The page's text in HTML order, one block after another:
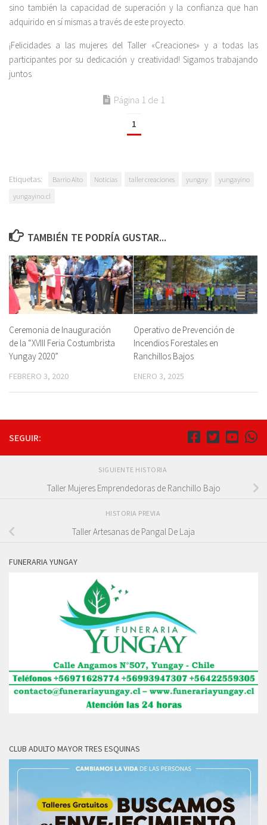
sino también la capacidad de superación y la confianza que han
adquirido en sí mismas a través de este proyecto.
¡Felicidades a las mujeres del Taller «Creaciones» y a todas las
participantes por su dedicación y creatividad! Sigamos trabajando
juntos
Página 1 de 1
1
Etiquetas: Barrio Alto Noticias taller creaciones yungay
yungayino
yungayino.cl
TAMBIÉN TE PODRÍA GUSTAR...
Ceremonia de Inauguración
de la “XVIII Feria Costumbrista
Yungay 2020”
FEBRERO 3, 2020
Operativo de Prevención de
Incendios Forestales en
Ranchillos Bajos
ENERO 3, 2025
SEGUIR:
SIGUIENTE HISTORIA
Taller Mujeres Emprendedoras de Ranchillo Bajo
HISTORIA PREVIA
Taller Artesanas de Pangal De Laja
FUNERARIA YUNGAY
CLUB ADULTO MAYOR TRES ESQUINAS